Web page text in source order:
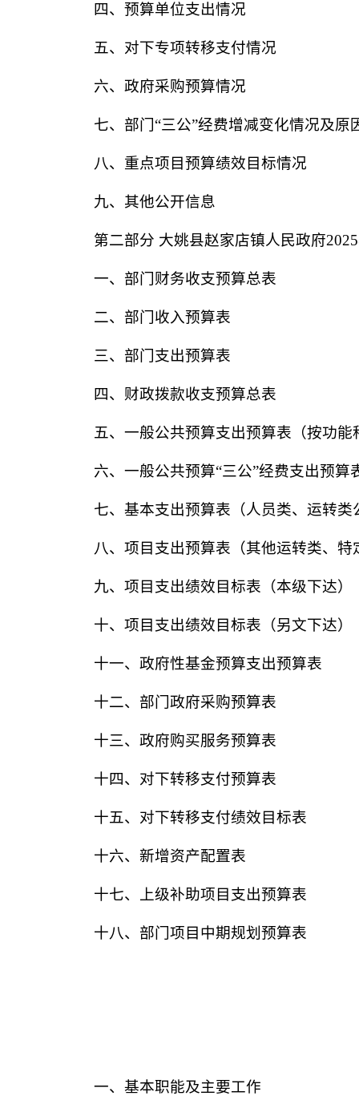
四、预算单位支出情况
五、对下专项转移支付情况
六、政府采购预算情况
七、部门“三公”经费增减变化情况及原
八、重点项目预算绩效目标情况
九、其他公开信息
第二部分 大姚县赵家店镇人民政府2025
一、部门财务收支预算总表
二、部门收入预算表
三、部门支出预算表
四、财政拨款收支预算总表
五、一般公共预算支出预算表（按功能
六、一般公共预算“三公”经费支出预算
七、基本支出预算表 （人员类、运转类
八、项目支出预算表 （其他运转类、特
九、项目 支出绩效目标表 （本级下达）
十、项目 支出绩效目标表 （另文下达）
十一、政府性基金预算支出预算表
十二、部门政府采购预算表
十三、政府购买服务预算表
十四、对下转移支付预算表
十五、对下转移支付绩效目标表
十六、新增资产配置表
十七、 上级补助项目支出预算表
十八、 部门项目中期规划预算表
一、基本职能及主要工作